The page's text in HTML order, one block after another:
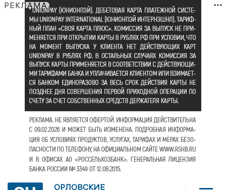
РЕКЛАМА
ОРЛОВСКИЕ